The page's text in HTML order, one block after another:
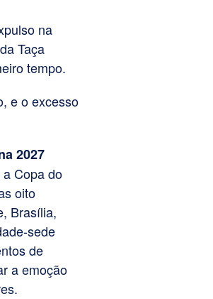
na
Taça
tempo.
e o excesso
2027
Copa do
oito
Brasília,
sede
de
a emoção